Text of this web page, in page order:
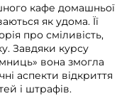
кафе домашньої
як удома. Її
про сміливість,
Завдяки курсу
вона змогла
аспекти відкриття
і штрафів.